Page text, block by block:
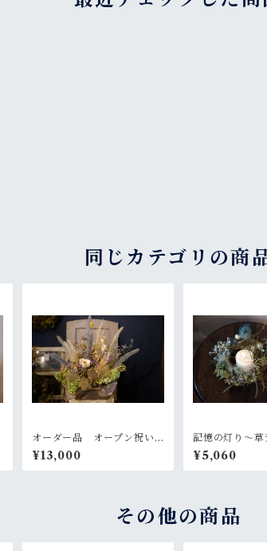
同じカテゴリの商
オーダー品 オープン祝い
のお花
¥13,000
記憶の灯り〜草
¥5,060
その他の商品